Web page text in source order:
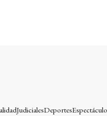
JudicialesDeportes